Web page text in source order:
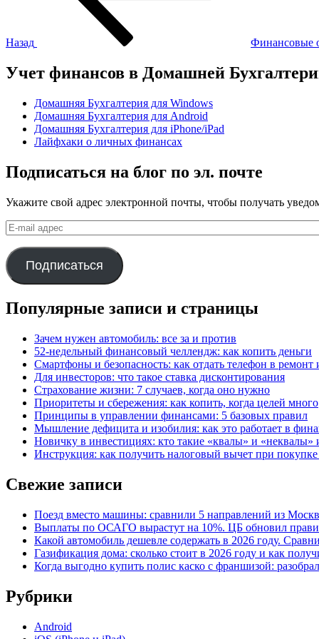
Назад Финансовые
Учет финансов в Домашней
Домашняя Бухгалтерия для Windows
Домашняя Бухгалтерия для Android
Домашняя Бухгалтерия для iPhone/iPad
Лайфхаки о личных финансах
Подписаться на блог по эл. почте
Укажите свой адрес электронной почты, чтобы получать
E-
mail
адрес
Подписаться
Популярные записи и страницы
Зачем нужен автомобиль: все за и против
52-недельный финансовый челлендж: как копить деньги
Смартфоны и безопасность: как отдать телефон в ремонт
Для инвесторов: что такое ставка дисконтирования
Страхование жизни: 7 случаев, когда оно нужно
Приоритеты и сбережения: как копить, когда целей много
Принципы в управлении финансами: 5 базовых правил
Мышление дефицита и изобилия: как это работает в
Новичку в инвестициях: кто такие «квалы» и «неквалы»
Инструкция: как получить налоговый вычет при
Свежие записи
Поезд вместо машины: сравнили 5 направлений из
Выплаты по ОСАГО вырастут на 10%. ЦБ обновил
Какой автомобиль дешевле содержать в 2026 году.
Газификация дома: сколько стоит в 2026 году и как
Когда выгодно купить полис каско с франшизой:
Рубрики
Android